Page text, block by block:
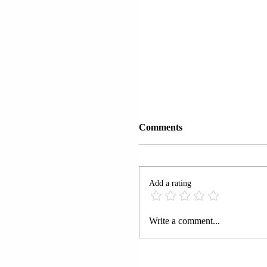
KUMTOHET SE NË
Comments
Add a rating
Write a comment...